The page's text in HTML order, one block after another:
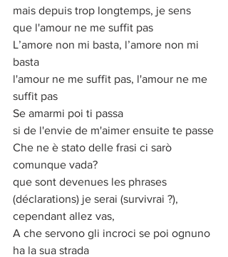
mais depuis trop longtemps, je sens
que l'amour ne me suffit pas
L’amore non mi basta, l’amore non mi
basta
l'amour ne me suffit pas, l'amour ne me
suffit pas
Se amarmi poi ti passa
si de l'envie de m'aimer ensuite te passe
Che ne è stato delle frasi ci sarò
comunque vada?
que sont devenues les phrases
(déclarations) je serai (survivrai ?),
cependant allez vas,
A che servono gli incroci se poi ognuno
ha la sua strada